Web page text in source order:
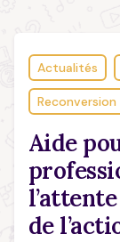
Actualités
Aide
de